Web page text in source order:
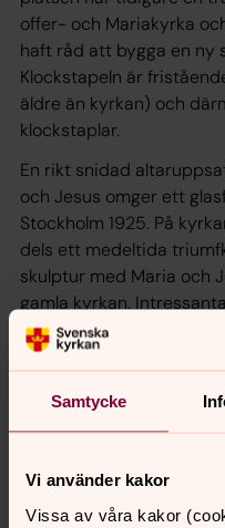
Samtycke
Vi använder kakor
Vissa av våra kakor
offer- och Mariakyrka
haft råd att bygga en ny
Klockstapeln är
äldre än kyrkan) och
klockstaplar.
En rikt snidad
och Jesus omger ett
Stockholm 1925. På
dels ett medeltida
skulptur med Maria och
gamla kyrkan.
tak och i sakristian.